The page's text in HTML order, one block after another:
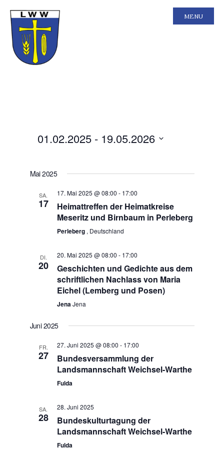
MENU
01.02.2025 - 19.05.2026
wählen.
Mai 2025
SA.
17
17. Mai 2025 @ 08:00 - 17:00
Heimattreffen der Heimatkreise
Meseritz und Birnbaum in Perleberg
Perleberg , Deutschland
DI.
20
20. Mai 2025 @ 08:00 - 17:00
Geschichten und Gedichte aus dem
schriftlichen Nachlass von Maria
Eichel (Lemberg und Posen)
JenaJena
Juni 2025
FR.
27
27. Juni 2025 @ 08:00 - 17:00
Bundesversammlung der
Landsmannschaft Weichsel-Warthe
Fulda
SA.
28
28. Juni 2025
Bundeskulturtagung der
Landsmannschaft Weichsel-Warthe
Fulda